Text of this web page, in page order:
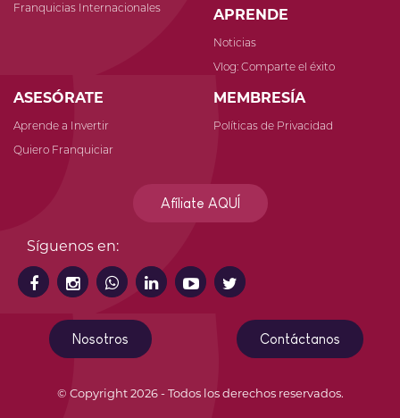
Franquicias Internacionales
APRENDE
Noticias
Vlog: Comparte el éxito
ASESÓRATE
Aprende a Invertir
Quiero Franquiciar
MEMBRESÍA
Políticas de Privacidad
Afíliate AQUÍ
Síguenos en:
Nosotros Contáctanos
© Copyright 2026 - Todos los derechos reservados.